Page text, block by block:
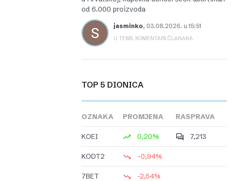
od 6.000 proizvoda
jasminko, 03.08.2026. u 15:51
U TEMI: KOMENTARI ČLANAKA
TOP 5 DIONICA
OZNAKA PROMJENA RASPRAVA
KOEI 0,20% 7,213
KODT2 -0,94%
7BET -2,54%